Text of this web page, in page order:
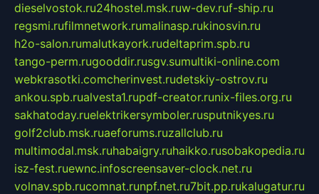
dieselvostok.ru24hostel.msk.ruw-dev.ruf-ship.ru
regsmi.rufilmnetwork.rumalinasp.rukinosvin.ru
h2o-salon.rumalutkayork.rudeltaprim.spb.ru
tango-perm.rugooddir.rusgv.sumultiki-online.com
webkrasotki.comcherinvest.rudetskiy-ostrov.ru
ankou.spb.rualvesta1.rupdf-creator.runix-files.org.ru
sakhatoday.ruelektrikersymboler.rusputnikyes.ru
golf2club.msk.ruaeforums.ruzallclub.ru
multimodal.msk.ruhabaigry.ruhaikko.rusobakopedia.ru
isz-fest.ruewnc.infoscreensaver-clock.net.ru
volnav.spb.rucomnat.runpf.net.ru7bit.pp.rukalugatur.ru